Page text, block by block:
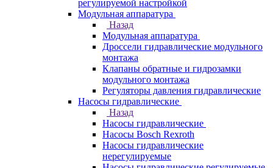
регулируемой настройкой
Модульная аппаратура
Назад
Модульная аппаратура
Дроссели гидравлические модульного
монтажа
Клапаны обратные и гидрозамки
модульного монтажа
Регуляторы давления гидравлические
Насосы гидравлические
Назад
Насосы гидравлические
Насосы Bosch Rexroth
Насосы гидравлические
нерегулируемые